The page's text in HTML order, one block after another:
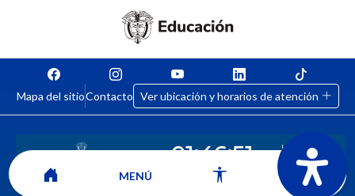
Mapa del sitioContacto Ver ubicación y horarios de atención
MENÚ